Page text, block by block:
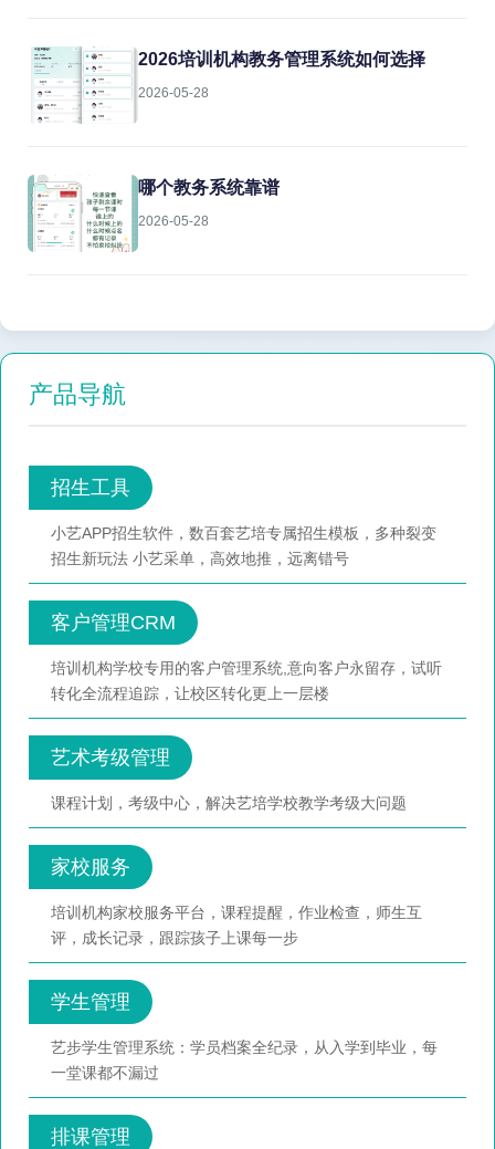
2026培训机构教务管理系统如何选择
2026-05-28
哪个教务系统靠谱
2026-05-28
产品导航
招生工具
小艺APP招生软件，数百套艺培专属招生模板，多种裂变
招生新玩法 小艺采单，高效地推，远离错号
客户管理CRM
培训机构学校专用的客户管理系统,意向客户永留存，试听
转化全流程追踪，让校区转化更上一层楼
艺术考级管理
课程计划，考级中心，解决艺培学校教学考级大问题
家校服务
培训机构家校服务平台，课程提醒，作业检查，师生互
评，成长记录，跟踪孩子上课每一步
学生管理
艺步学生管理系统：学员档案全纪录，从入学到毕业，每
一堂课都不漏过
排课管理